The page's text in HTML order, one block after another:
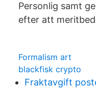
Personlig samt
efter att
Formalism art
blackfisk crypto
Fraktavgift